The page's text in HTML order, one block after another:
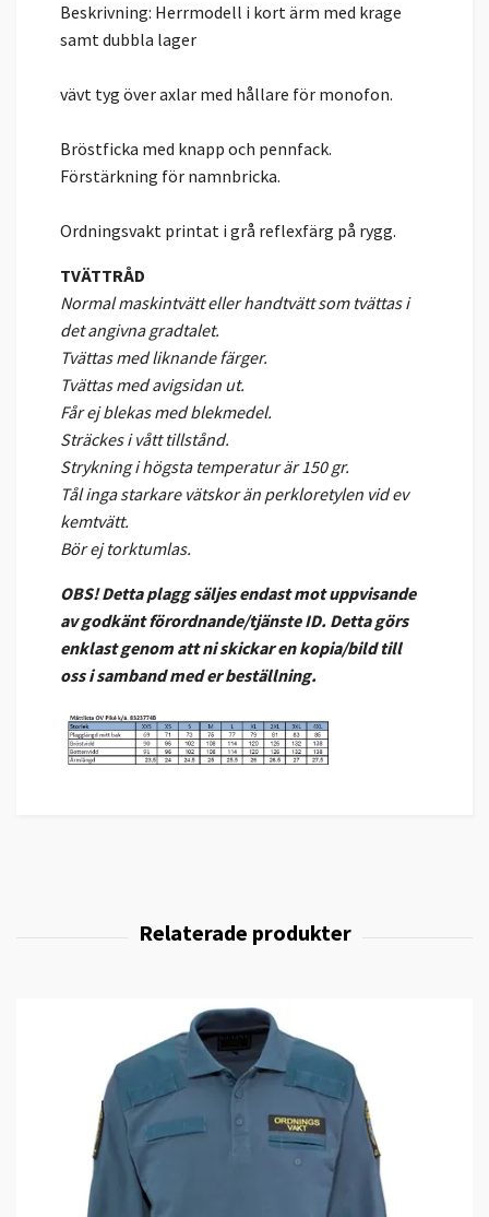
Beskrivning: Herrmodell i kort ärm med krage
samt dubbla lager
vävt tyg över axlar med hållare för monofon.
Bröstficka med knapp och pennfack.
Förstärkning för namnbricka.
Ordningsvakt printat i grå reflexfärg på rygg.
TVÄTTRÅD
Normal maskintvätt eller handtvätt som tvättas i
det angivna gradtalet.
Tvättas med liknande färger.
Tvättas med avigsidan ut.
Får ej blekas med blekmedel.
Sträckes i vått tillstånd.
Strykning i högsta temperatur är 150 gr.
Tål inga starkare vätskor än perkloretylen vid ev
kemtvätt.
Bör ej torktumlas.
OBS! Detta plagg säljes endast mot uppvisande
av godkänt förordnande/tjänste ID. Detta görs
enklast genom att ni skickar en kopia/bild till
oss i samband med er beställning.